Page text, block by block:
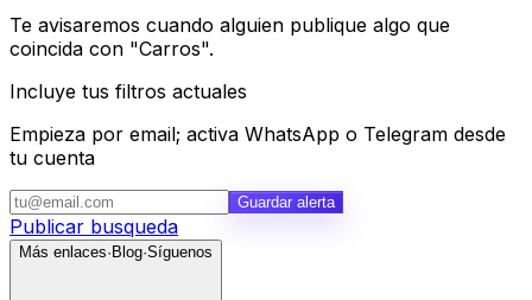
Te avisaremos cuando alguien publique algo que
coincida con "Carros".
Incluye tus filtros actuales
Empieza por email; activa WhatsApp o Telegram desde
tu cuenta
Guardar alerta
Publicar busqueda
Más enlaces· Blog·Síguenos